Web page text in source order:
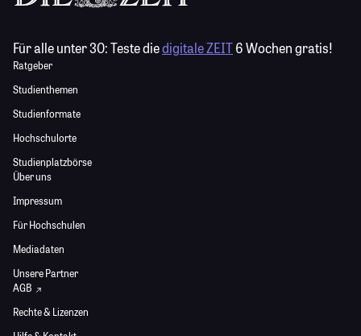
Für alle unter 30:Teste diedigitale ZEIT6 Wochen gratis!
Ratgeber
Studienthemen
Studienformate
Hochschulorte
Studienplatzbörse
Über uns
Impressum
Für Hochschulen
Mediadaten
Unsere Partner
AGB
Rechte & Lizenzen